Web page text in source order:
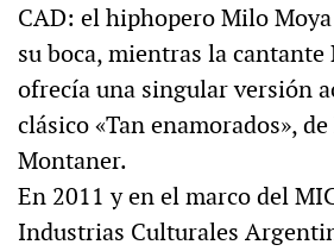
CAD: el hiphopero Milo
su boca, mientras la cantante
ofrecía una singular versión
clásico «Tan enamorados»,
Montaner.
En 2011 y en el marco del
Industrias Culturales